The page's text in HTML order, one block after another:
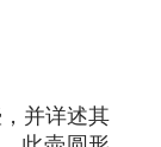
并详述其